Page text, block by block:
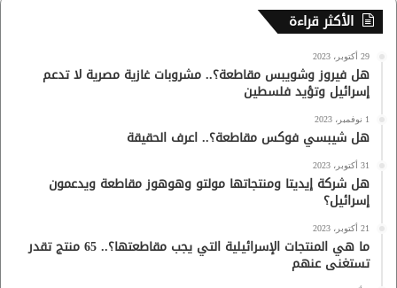
الأكثر قراءة
29 أكتوبر، 2023
هل فيروز وشويبس مقاطعة؟.. مشروبات غازية مصرية لا تدعم
إسرائيل وتؤيد فلسطين
1 نوفمبر، 2023
هل شيبسي فوكس مقاطعة؟.. اعرف الحقيقة
31 أكتوبر، 2023
هل شركة إيديتا ومنتجاتها مولتو وهوهوز مقاطعة ويدعمون
إسرائيل؟
21 أكتوبر، 2023
ما هي المنتجات الإسرائيلية التي يجب مقاطعتها؟.. 65 منتج تقدر
تستغنى عنهم